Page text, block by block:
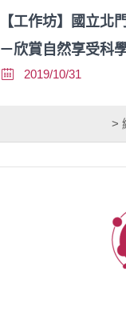
【工作坊】國立北
－欣賞自然享受科
2019/10/31
>